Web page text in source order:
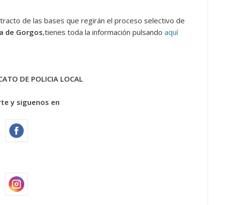
de las bases que regirán el proceso selectivo de
de Gorgos,tienes toda la información pulsando aquí
DE POLICIA LOCAL
y siguenos en